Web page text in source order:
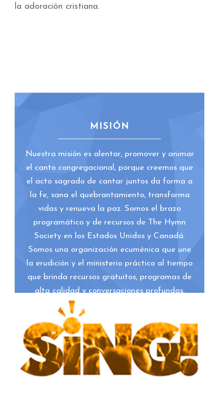
la adoración cristiana.
MISIÓN
Nuestra misión es alentar, promover y animar
el canto congregacional, porque creemos que
el acto sagrado de cantar juntos da forma a
la fe, sana el quebrantamiento, transforma
vidas y renueva la paz. Somos el brazo
programático y de recursos de The Hymn
Society en los Estados Unidos y Canadá.
Somos una organización ecuménica que une
la erudición y el ministerio práctico al tiempo
que brinda recursos gratuitos, programas de
alta calidad y conversaciones profundas.